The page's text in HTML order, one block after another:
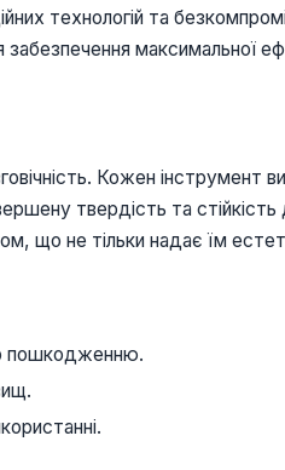
технологій та
максимальної
Кожен інструмент
твердість та
не тільки надає їм
пошкодженню.